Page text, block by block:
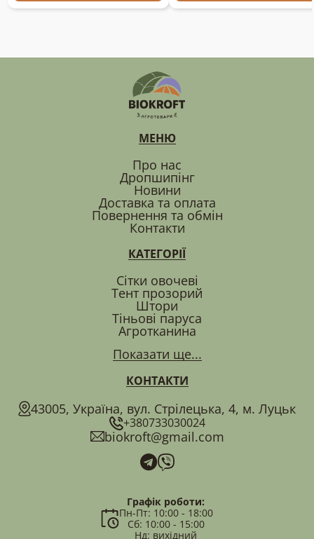
Графік роботи:
Пн-Пт: 10:00 - 18:00
Сб: 10:00 - 15:00
Нд: вихідний
МЕНЮ
Про нас
Дропшипінг
Новини
Доставка та оплата
Повернення та обмін
Контакти
КАТЕГОРІЇ
Сітки овочеві
Тент прозорий
Штори
Тіньові паруса
Агротканина
Показати ще...
КОНТАКТИ
43005, Україна, вул. Стрілецька, 4, м. Луцьк
+380733030024
biokroft@gmail.com